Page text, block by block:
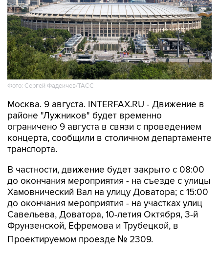
Фото: Сергей Фадеичев/ТАСС
Москва. 9 августа. INTERFAX.RU - Движение в
районе "Лужников" будет временно
ограничено 9 августа в связи с проведением
концерта, сообщили в столичном департаменте
транспорта.
В частности, движение будет закрыто с 08:00
до окончания мероприятия - на съезде с улицы
Хамовнический Вал на улицу Доватора; с 15:00
до окончания мероприятия - на участках улиц
Савельева, Доватора, 10-летия Октября, 3-й
Фрунзенской, Ефремова и Трубецкой, в
Проектируемом проезде № 2309.